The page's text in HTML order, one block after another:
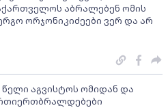
აბრალებენ ომის
ორჯონიკიძეები ვერ და არ
წელი აგვისტოს ომიდან და